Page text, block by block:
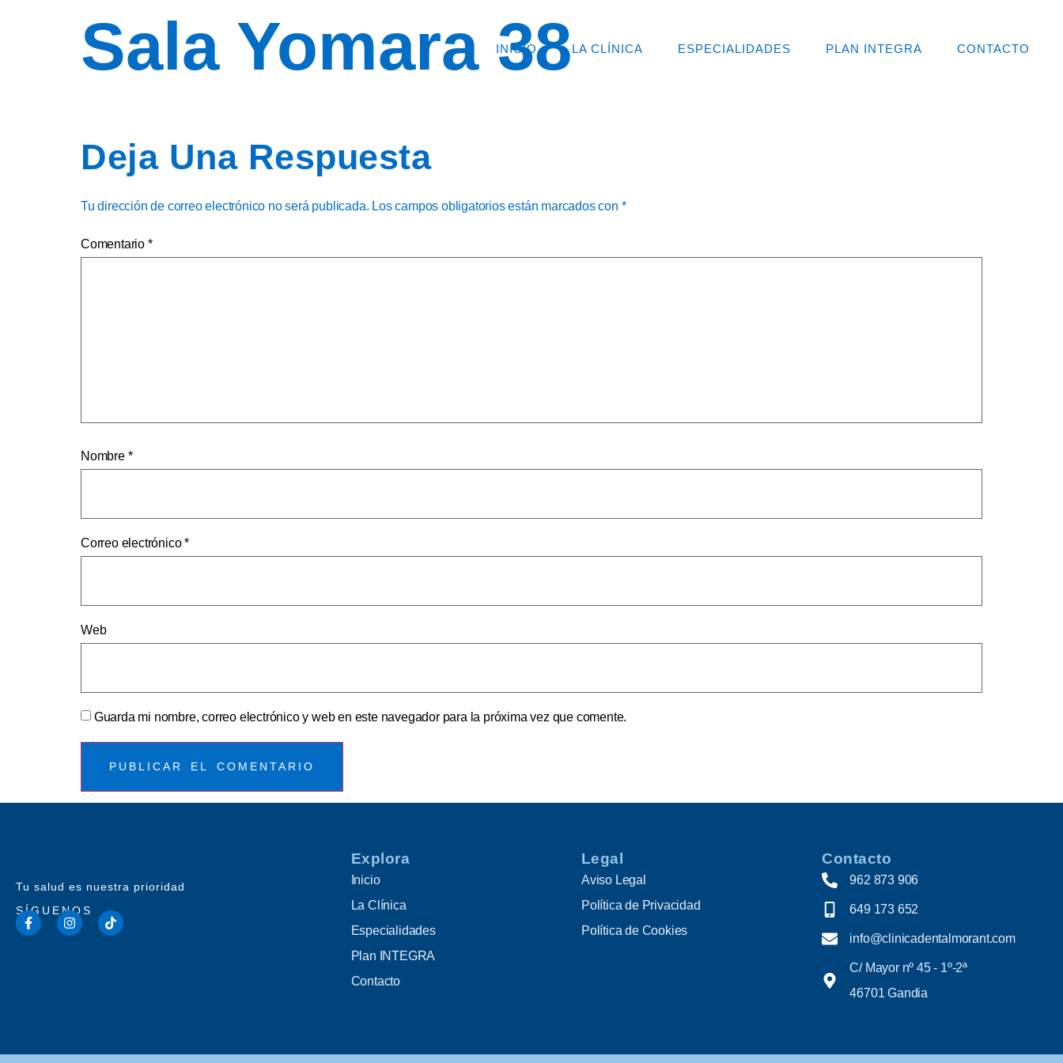
INICIO LA CLÍNICA ESPECIALIDADES PLAN INTEGRA CONTACTO
Sala Yomara 38
Deja Una Respuesta
Tu dirección de correo electrónico no será publicada. Los campos obligatorios están marcados con *
Comentario *
Nombre *
Correo electrónico*
Web
Guarda mi nombre, correo electrónico y web en este navegador para la próxima vez que comente.
Tu salud es nuestra prioridad
SÍGUENOS
Explora
Inicio
La Clínica
Especialidades
Plan INTEGRA
Contacto
Legal
Aviso Legal
Política de Privacidad
Política de Cookies
Contacto
962 873 906
649 173 652
info@clinicadentalmorant.com
C/ Mayor nº 45 - 1º-2ª
46701 Gandia